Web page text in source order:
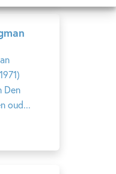
Den
oud...